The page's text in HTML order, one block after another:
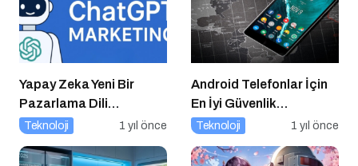
Yapay Zeka Yeni Bir
Pazarlama Dili
Konuşuyor:
Güncellemeleri ve
Teknoloji 1 yıl önce
Android Telefonlar İçin
En İyi Güvenlik
Uygulamaları
Teknoloji 1 yıl önce